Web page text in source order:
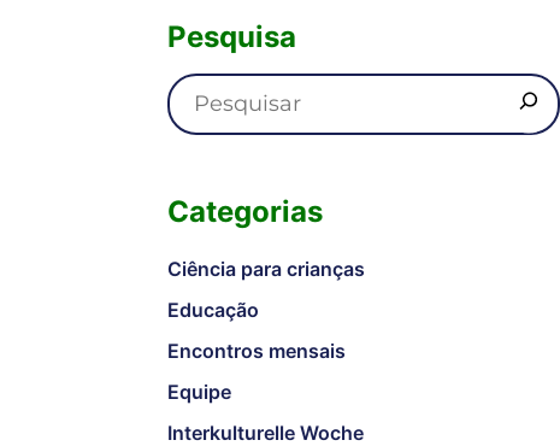
Pesquisa
Categorias
Ciência para crianças
Educação
Encontros mensais
Equipe
Interkulturelle Woche